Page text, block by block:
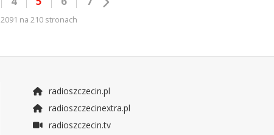
2091 na 210 stronach
radioszczecin.pl
radioszczecinextra.pl
radioszczecin.tv